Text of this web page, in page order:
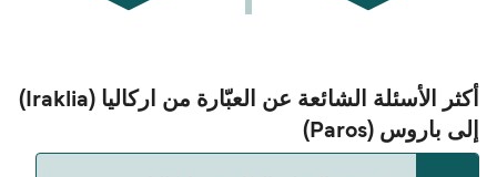
أكثر الأسئلة الشائعة عن العبّارة من اركاليا (Iraklia)
إلى باروس (Paros)